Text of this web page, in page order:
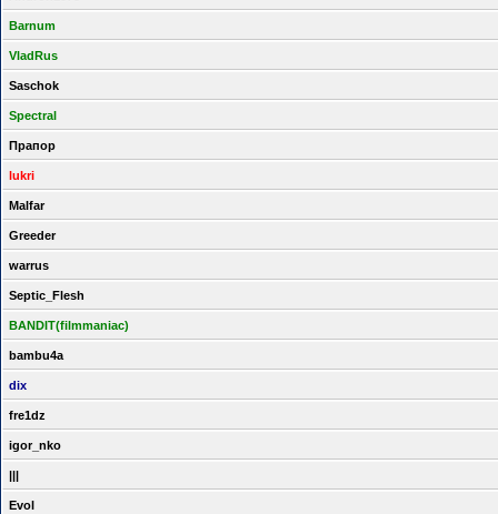
Barnum
VladRus
Saschok
Spectral
Прапор
lukri
Malfar
Greeder
warrus
Septic_Flesh
BANDIT(filmmaniac)
bambu4a
dix
fre1dz
igor_nko
Evol